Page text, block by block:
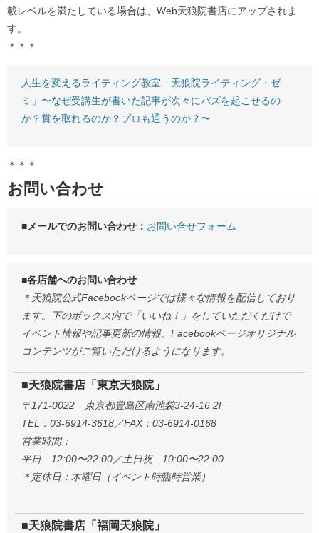
載レベルを満たしている場合は、Web天狼院書店にアップされま
す。
＊＊＊
人生を変えるライティング教室「天狼院ライティング・ゼ
ミ」〜なぜ受講生が書いた記事が次々にバズを起こせるの
か？賞を取れるのか？プロも通うのか？〜
＊＊＊
お問い合わせ
■メールでのお問い合わせ： お問い合せフォーム
■各店舗へのお問い合わせ
＊天狼院公式Facebookページでは様々な情報を配信しており
ます。下のボックス内で「いいね！」をしていただくだけで
イベント情報や記事更新の情報、Facebookページオリジナル
コンテンツがご覧いただけるようになります。
■天狼院書店「東京天狼院」
〒171-0022 東京都豊島区南池袋3-24-16 2F
TEL：03-6914-3618／FAX：03-6914-0168
営業時間：
平日 12:00〜22:00／土日祝 10:00〜22:00
＊定休日：木曜日（イベント時臨時営業）
■天狼院書店「福岡天狼院」